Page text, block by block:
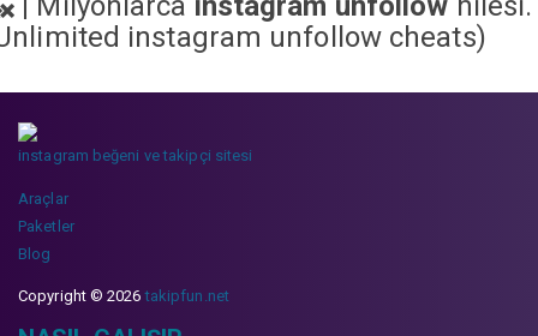
instagram unfollow cheats)
instagram beğeni ve takipçi sitesi
Araçlar
Paketler
Blog
Copyright © 2026takipfun.net